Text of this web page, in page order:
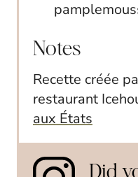
Notes
Recette créée
restaurant
aux États
Did